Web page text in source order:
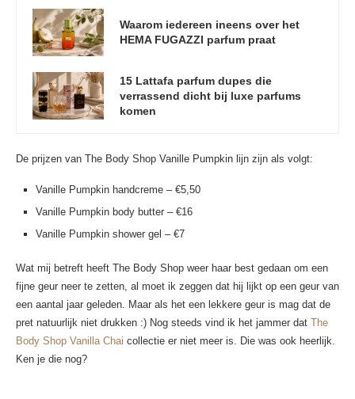
Waarom iedereen ineens over het
HEMA FUGAZZI parfum praat
15 Lattafa parfum dupes die
verrassend dicht bij luxe parfums
komen
De prijzen van The Body Shop Vanille Pumpkin lijn zijn als volgt:
Vanille Pumpkin handcreme – €5,50
Vanille Pumpkin body butter – €16
Vanille Pumpkin shower gel – €7
Wat mij betreft heeft The Body Shop weer haar best gedaan om een
fijne geur neer te zetten, al moet ik zeggen dat hij lijkt op een geur van
een aantal jaar geleden. Maar als het een lekkere geur is mag dat de
pret natuurlijk niet drukken :) Nog steeds vind ik het jammer dat The
Body Shop Vanilla Chai collectie er niet meer is. Die was ook heerlijk.
Ken je die nog?